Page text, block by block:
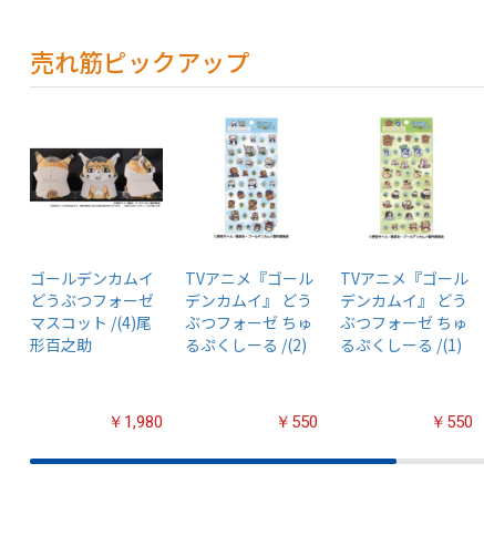
売れ筋ピックアップ
ゴールデンカムイ
どうぶつフォーゼ
マスコット /(4)尾
形百之助
￥1,980
TVアニメ『ゴール
デンカムイ』 どう
ぶつフォーゼ ちゅ
るぷくしーる /(2)
￥550
TVアニメ『ゴール
デンカムイ』 どう
ぶつフォーゼ ちゅ
るぷくしーる /(1)
￥550